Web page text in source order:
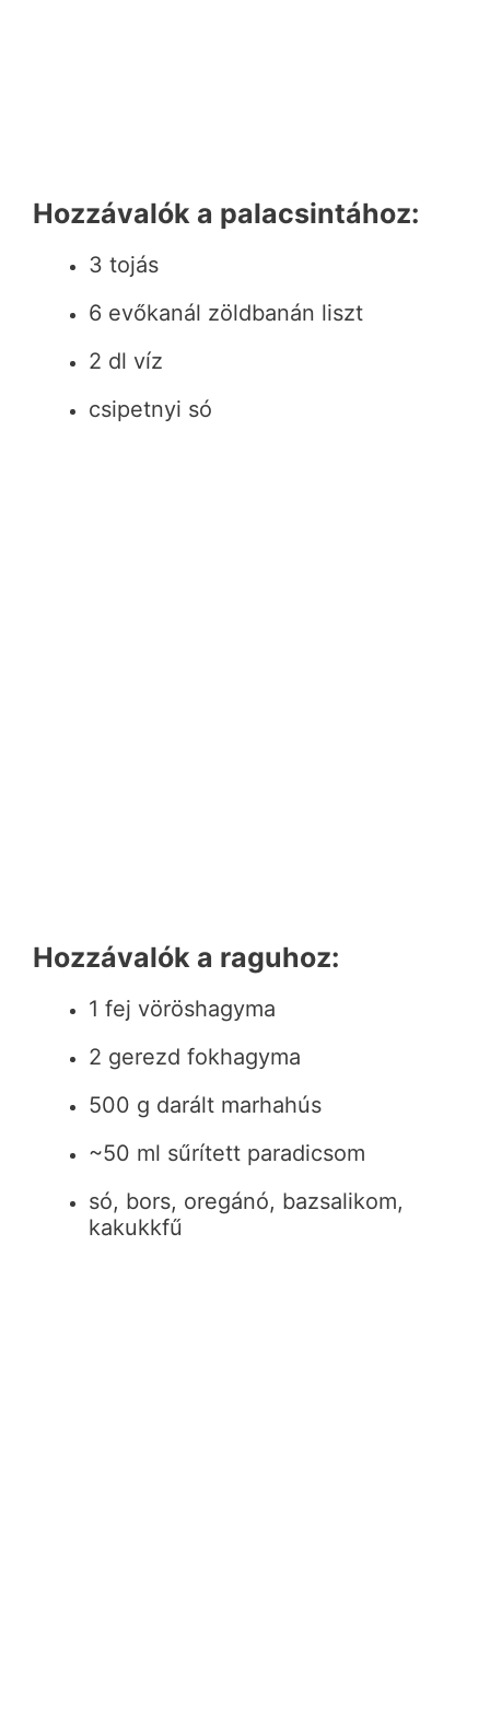
Hozzávalók a palacsintához:
3 tojás
6 evőkanál zöldbanán liszt
2 dl víz
csipetnyi só
Hozzávalók a raguhoz:
1 fej vöröshagyma
2 gerezd fokhagyma
500 g darált marhahús
~50 ml sűrített paradicsom
só, bors, oregánó, bazsalikom,
kakukkfű